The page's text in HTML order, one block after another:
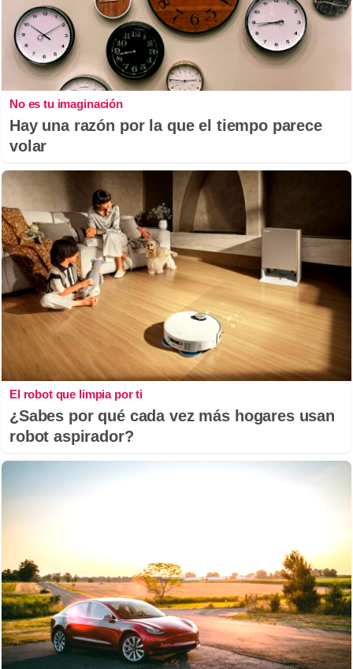
No es tu imaginación
Hay una razón por la que el tiempo parece
volar
El robot que limpia por ti
¿Sabes por qué cada vez más hogares usan
robot aspirador?